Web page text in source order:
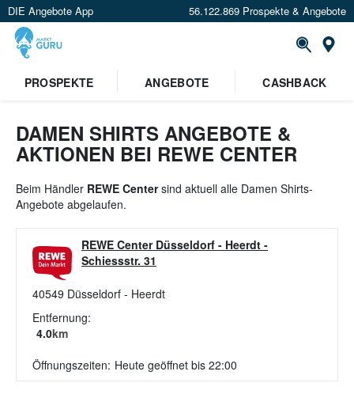
DIE Angebote App 56.122.869 Prospekte & Angebote
Standort festlegen
PROSPEKTE ANGEBOTE CASHBACK
DAMEN SHIRTS ANGEBOTE &
AKTIONEN BEI REWE CENTER
Beim Händler REWE Centersind aktuell alle Damen Shirts-
Angebote abgelaufen.
REWE Center Düsseldorf - Heerdt -
Schiessstr. 31
40549 Düsseldorf - Heerdt
Entfernung:
4.0km
Öffnungszeiten: Heute geöffnet bis 22:00